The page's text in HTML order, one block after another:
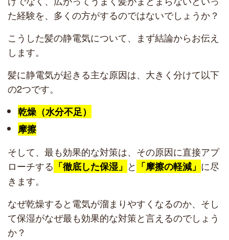
た経験を、多くの方がするのではないでしょうか？
こうした髪の静電気について、まず結論からお伝え
します。
髪に静電気が起きる主な原因は、大きく分けて以下
の2つです。
乾燥（水分不足）
摩擦
そして、最も効果的な対策は、その原因に直接アプ
ローチする 「徹底した保湿」 と 「摩擦の軽減」 に尽
きます。
なぜ乾燥すると電気が溜まりやすくなるのか、そし
て保湿がなぜ最も効果的な対策と言えるのでしょう
か？